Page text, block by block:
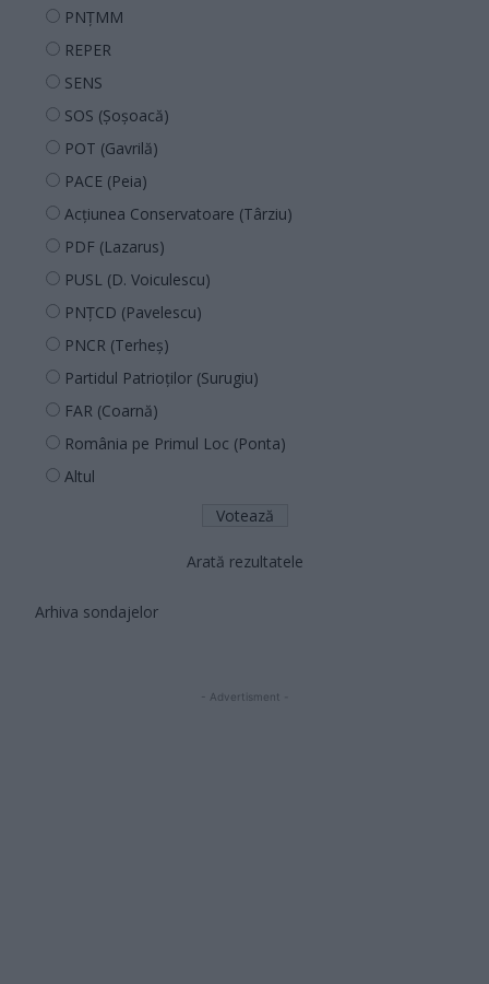
PNȚMM
REPER
SENS
SOS (Șoșoacă)
POT (Gavrilă)
PACE (Peia)
Acțiunea Conservatoare (Târziu)
PDF (Lazarus)
PUSL (D. Voiculescu)
PNȚCD (Pavelescu)
PNCR (Terheș)
Partidul Patrioților (Surugiu)
FAR (Coarnă)
România pe Primul Loc (Ponta)
Altul
Arată rezultatele
Arhiva sondajelor
- Advertisment -